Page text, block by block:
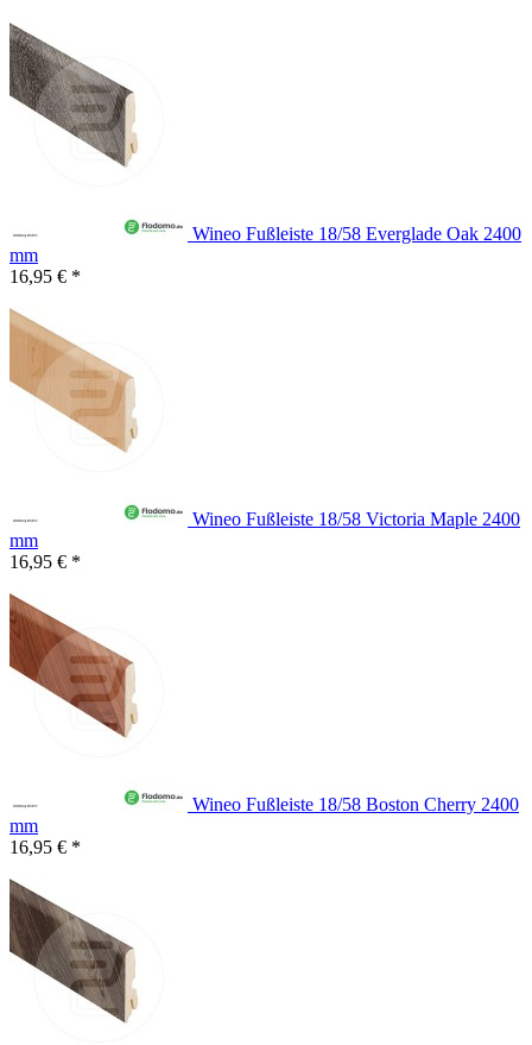
Wineo Fußleiste 18/58 Everglade Oak 2400
mm
16,95 € *
Wineo Fußleiste 18/58 Victoria Maple 2400
mm
16,95 € *
Wineo Fußleiste 18/58 Boston Cherry 2400
mm
16,95 € *